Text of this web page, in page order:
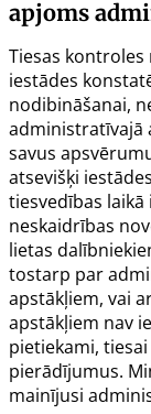
apjoms
Tiesas
iestādes
nodibināšanai,
administratīvajā
savus
atsevišķi
tiesvedības
neskaidrības
lietas
tostarp par
apstākļiem, vai
apstākļiem nav
pietiekami,
pierādījumus.
mainījusi